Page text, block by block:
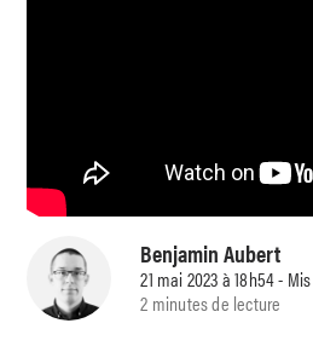
Benjamin Aubert
21 mai 2023 à 18h54 -
2 minutes de lecture